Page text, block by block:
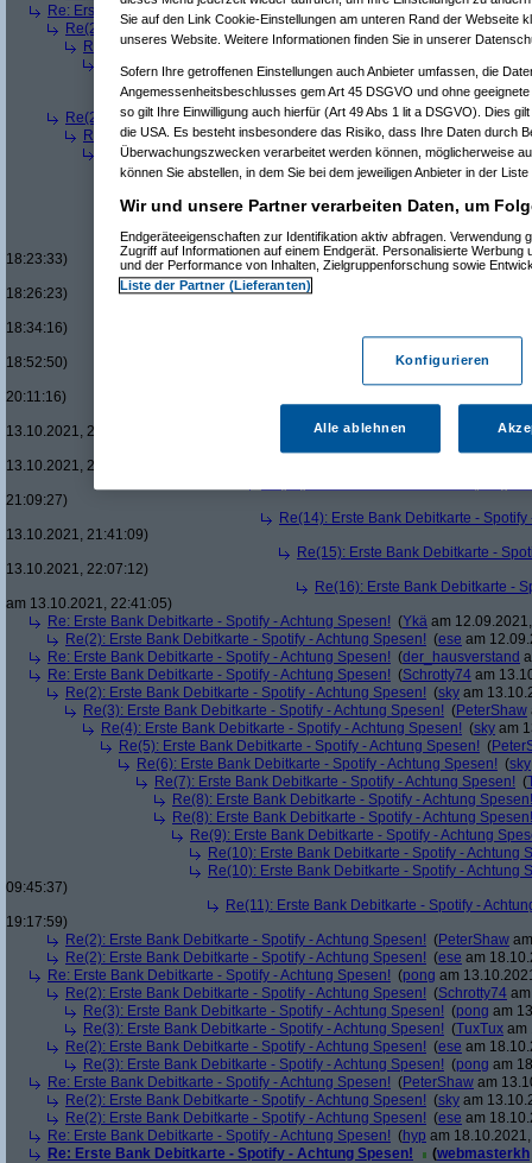
Re: Erste Bank Debitkarte - Spotify - Achtung Spesen!
Paulas_Papa
am
Re(2): Erste Bank Debitkarte - Spotify - Achtung Spesen!(ese am
Re(3): Erste Bank Debitkarte - Spotify - Achtung Spesen!(
Re(4): Erste Bank Debitkarte - Spotify - Achtung Spesen!
ese
am
Re(5): Erste Bank Debitkarte - Spotify - Achtung Spesen!
Re(6): Erste Bank Debitkarte - Spotify - Achtung Spesen!(ese
Re(2): Erste Bank Debitkarte - Spotify - Achtung Spesen!(PeterShaw
Re(3): Erste Bank Debitkarte - Spotify - Achtung Spesen! (
Re(4): Erste Bank Debitkarte - Spotify - Achtung Spesen!(
Re(5): Erste Bank Debitkarte - Spotify - Achtung Spesen!(
Re(7): Erste Bank Debitkarte - Spotify - Achtung Spesen! (
Re(8): Erste Bank Debitkarte - Spotify - Achtung Spesen!
18:23:33)
Re(9): Erste Bank Debitkarte - Spotify - Achtung
18:26:23)
18:34:16)
18:52:50)
Re(12): Erste Bank Debitkarte - Spotify -
20:11:16)
13.10.2021, 20:15:27)
Re(13): Erste Bank Debitkarte - Spotify -
13.10.2021, 20:30:42)
21:09:27)
Re(14): Erste Bank Debitkarte -
13.10.2021, 21:41:09)
Re(15): Erste Bank Debitkarte -
13.10.2021, 22:07:12)
Re(16): Erste Bank Debitkarte -
am 13.10.2021, 22:41:05)
Re: Erste Bank Debitkarte - Spotify - Achtung Spesen! (Ykä am
Re(2): Erste Bank Debitkarte - Spotify - Achtung Spesen! (ese am
Re: Erste Bank Debitkarte - Spotify - Achtung Spesen! (der_hausverstand
Re: Erste Bank Debitkarte - Spotify - Achtung Spesen! (Schrotty74 am
Re(2): Erste Bank Debitkarte - Spotify - Achtung Spesen! (sky am
Re(3): Erste Bank Debitkarte - Spotify - Achtung Spesen! (PeterShaw
Re(4): Erste Bank Debitkarte - Spotify - Achtung Spesen! (sky am
Re(5): Erste Bank Debitkarte - Spotify - Achtung Spesen! (
Re(6): Erste Bank Debitkarte - Spotify - Achtung Spesen! (sky
Re(7): Erste Bank Debitkarte - Spotify - Achtung Spesen! (
Re(8): Erste Bank Debitkarte - Spotify - Achtung Spesen!
Re(8): Erste Bank Debitkarte - Spotify - Achtung Spesen!
Re(9): Erste Bank Debitkarte - Spotify - Achtung
Re(10): Erste Bank Debitkarte - Spotify - Achtung
Re(10): Erste Bank Debitkarte - Spotify - Achtung
09:45:37)
Re(11): Erste Bank Debitkarte - Spotify -
19:17:59)
Re(2): Erste Bank Debitkarte - Spotify - Achtung Spesen! (PeterShaw
Re(2): Erste Bank Debitkarte - Spotify - Achtung Spesen! (ese am
Re: Erste Bank Debitkarte - Spotify - Achtung Spesen! (pong am
Re(2): Erste Bank Debitkarte - Spotify - Achtung Spesen! (Schrotty74
Re(3): Erste Bank Debitkarte - Spotify - Achtung Spesen! (pong am
Re(3): Erste Bank Debitkarte - Spotify - Achtung Spesen! (TuxTux am
Re(2): Erste Bank Debitkarte - Spotify - Achtung Spesen! (ese am
Re(3): Erste Bank Debitkarte - Spotify - Achtung Spesen! (pong am
Re: Erste Bank Debitkarte - Spotify - Achtung Spesen! (PeterShaw am
Re(2): Erste Bank Debitkarte - Spotify - Achtung Spesen! (sky am
Re(2): Erste Bank Debitkarte - Spotify - Achtung Spesen! (ese am
Re: Erste Bank Debitkarte - Spotify - Achtung Spesen! (hyp am
Re: Erste Bank Debitkarte - Spotify - Achtung Spesen!
(webmasterkh
Sie auf den Link Cookie-Einstellungen am unteren Rand der Webseite
unseres Website. Weitere Informationen finden Sie in unserer
Sofern Ihre getroffenen Einstellungen auch Anbieter umfassen, die
Angemessenheitsbeschlusses gem Art 45 DSGVO und ohne
so gilt Ihre Einwilligung auch hierfür (Art 49 Abs 1 lit a DSGVO). Dies
die USA. Es besteht insbesondere das Risiko, dass Ihre Daten durch
Überwachungszwecken verarbeitet werden können, möglicherweise
können Sie abstellen, in dem Sie bei dem jeweiligen Anbieter in der
Wir und unsere Partner verarbeiten Daten, um
Endgeräteeigenschaften zur Identifikation aktiv abfragen. Verwendung
Zugriff auf Informationen auf einem Endgerät. Personalisierte Werbung
und der Performance von Inhalten, Zielgruppenforschung sowie
Liste der Partner (Lieferanten)
Konfigurieren
Alle ablehnen